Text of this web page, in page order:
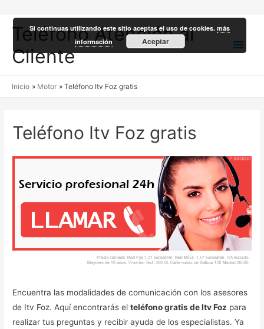
Teléfono Atención al
Cliente
Inicio Motor Teléfono Itv Foz gratis
Teléfono Itv Foz gratis
Encuentra las modalidades de comunicación con los asesores
de Itv Foz. Aquí encontrarás elteléfono gratis de Itv Foz para
realizar tus preguntas y recibir ayuda de los especialistas. Ya
Si continuas utilizando este sitio aceptas el uso de cookies.más
información
Aceptar